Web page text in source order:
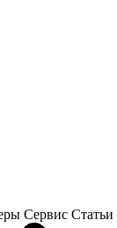
Сервис Статьи